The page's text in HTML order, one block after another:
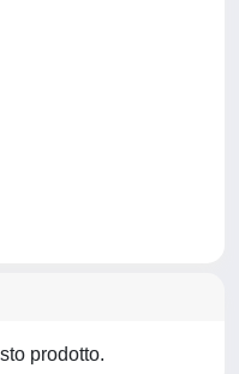
prodotto.